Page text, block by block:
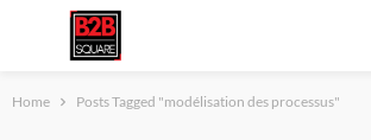
Home Posts Tagged "modélisation des processus"